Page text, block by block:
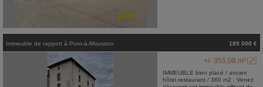
Immeuble de rapport à Pont-à-Mousson 189 000 €
+/- 355,08 m²
IMMEUBLE bien placé / ancien
hôtel restaurant / 360 m2 . Venez